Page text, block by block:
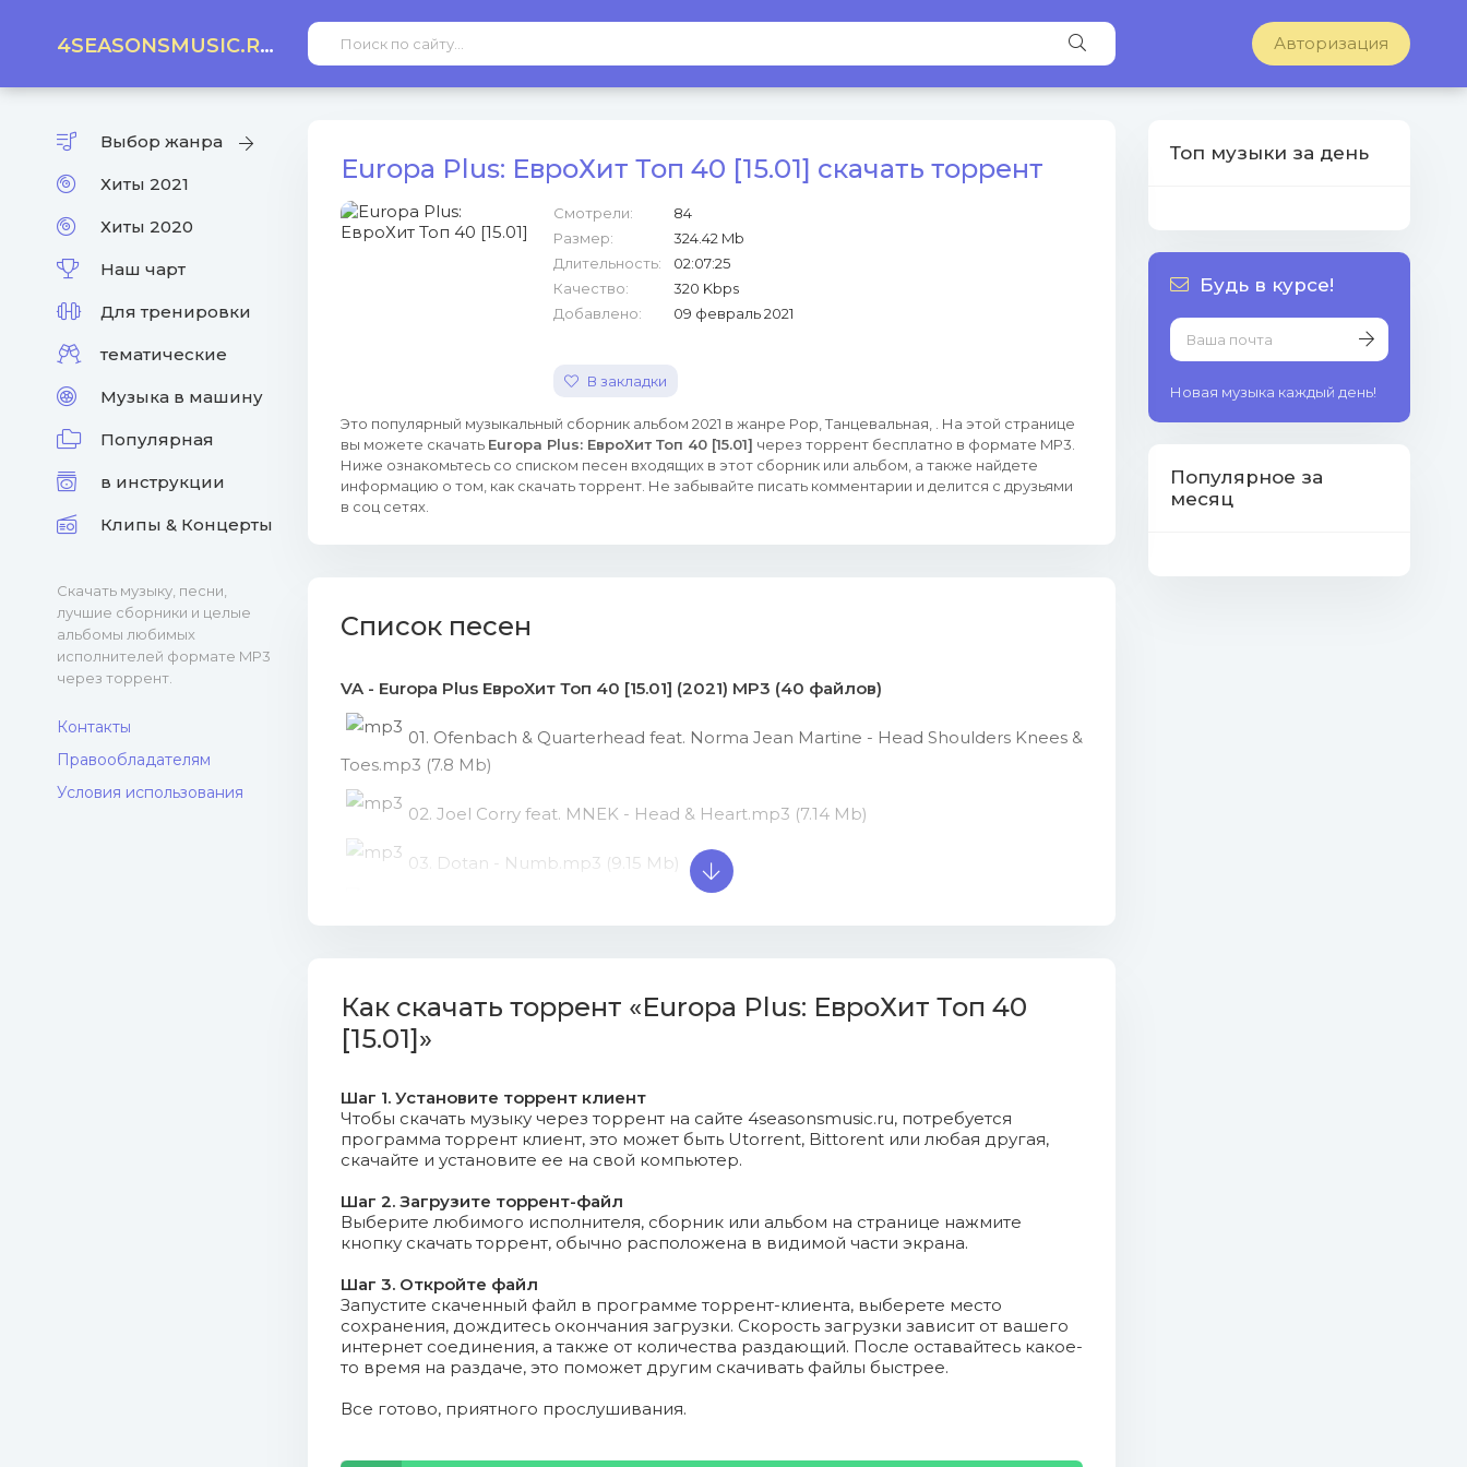
4SEASONSMUSIC.RU Авторизация
Выбор жанра
Хиты 2021
Хиты 2020
Наш чарт
Для тренировки
тематические
Музыка в машину
Популярная
в инструкции
Клипы & Концерты
Скачать музыку, песни,
лучшие сборники и целые
альбомы любимых
исполнителей формате MP3
через торрент.
Контакты
Правообладателям
Условия использования
Europa Plus: ЕвроХит Топ 40 [15.01] скачать торрент
Смотрели:
84
Размер:
324.42 Mb
Длительность:
02:07:25
Качество:
320 Kbps
Добавлено:
09 февраль 2021
В закладки
Это популярный музыкальный сборник альбом 2021 в жанре Pop, Танцевальная, . На этой странице
вы можете скачать Europa Plus: ЕвроХит Топ 40 [15.01] через торрент бесплатно в формате MP3.
Ниже ознакомьтесь со списком песен входящих в этот сборник или альбом, а также найдете
информацию о том, как скачать торрент. Не забывайте писать комментарии и делится с друзьями
в соц сетях.
Список песен
VA - Europa Plus ЕвроХит Топ 40 [15.01] (2021) MP3 (40 файлов)
01. Ofenbach & Quarterhead feat. Norma Jean Martine - Head Shoulders Knees &
Toes.mp3 (7.8 Mb)
02. Joel Corry feat. MNEK - Head & Heart.mp3 (7.14 Mb)
03. Dotan - Numb.mp3 (9.15 Mb)
06. Burak Yeter - Body Talks.mp3 (7.4 Mb)
07. Hurts - Redemption.mp3 (10.66 Mb)
08. Foushee - Deep End.mp3 (6.19 Mb)
09. Jason Derulo - Take You Dancing.mp3 (8.06 Mb)
10. Billie Eilish - everything i wanted.mp3 (10.17 Mb)
11. Bastard! - F..k That.mp3 (9.12 Mb)
12. The Weeknd - Blinding Lights.mp3 (8.49 Mb)
13. Topic, Lil Baby, A7S - Why Do You Lie To Me.mp3 (7.34 Mb)
14. Мари Краймбрери, HammAli - Медляк.mp3 (9.04 Mb)
Как скачать торрент «Europa Plus: ЕвроХит Топ 40
[15.01]»
Шаг 1. Установите торрент клиент
Чтобы скачать музыку через торрент на сайте 4seasonsmusic.ru, потребуется
программа торрент клиент, это может быть Utorrent, Bittorent или любая другая,
скачайте и установите ее на свой компьютер.
Шаг 2. Загрузите торрент-файл
Выберите любимого исполнителя, сборник или альбом на странице нажмите
кнопку скачать торрент, обычно расположена в видимой части экрана.
Шаг 3. Откройте файл
Запустите скаченный файл в программе торрент-клиента, выберете место
сохранения, дождитесь окончания загрузки. Скорость загрузки зависит от вашего
интернет соединения, а также от количества раздающий. После оставайтесь какое-
то время на раздаче, это поможет другим скачивать файлы быстрее.
Все готово, приятного прослушивания.
Топ музыки за день
Будь в курсе!
Новая музыка каждый день!
Популярное за
месяц